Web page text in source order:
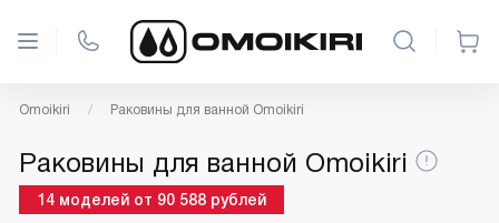
Omoikiri Раковины для ванной Omoikiri
Раковины для ванной Omoikiri
14 моделей от 90 588 рублей